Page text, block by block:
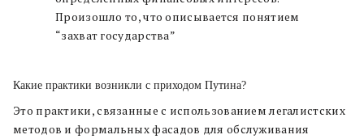
Произошло то, что описывается понятием
“захват государства”
Какие практики возникли с приходом Путина?
Это практики, связанные с использованием легалистских
методов и формальных фасадов для обслуживания